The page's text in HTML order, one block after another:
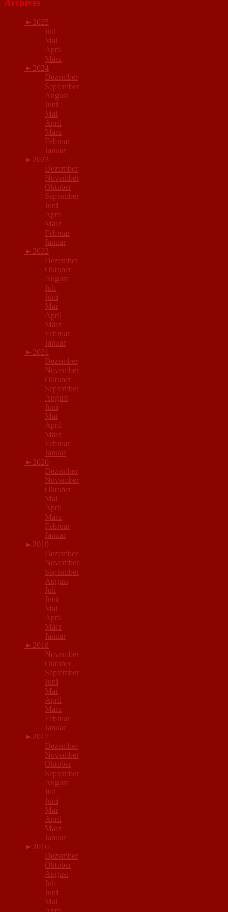
Archives
► 2025
Juli
Mai
April
März
► 2024
Dezember
September
August
Juni
Mai
April
März
Februar
Januar
► 2023
Dezember
November
Oktober
September
Juni
April
März
Februar
Januar
► 2022
Dezember
Oktober
August
Juli
Juni
Mai
April
März
Februar
Januar
► 2021
Dezember
November
Oktober
September
August
Juni
Mai
April
März
Februar
Januar
► 2020
Dezember
November
Oktober
Mai
April
März
Februar
Januar
► 2019
Dezember
November
September
August
Juli
Juni
Mai
April
März
Januar
► 2018
November
Oktober
September
Juni
Mai
April
März
Februar
Januar
► 2017
Dezember
November
Oktober
September
August
Juli
Juni
Mai
April
März
Januar
► 2016
Dezember
Oktober
August
Juli
Juni
Mai